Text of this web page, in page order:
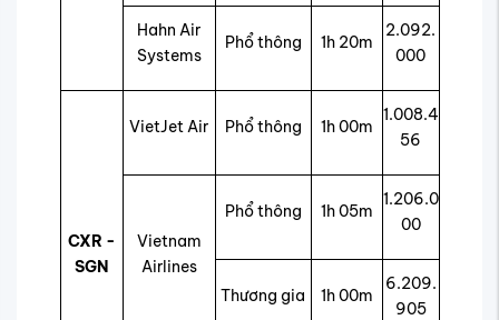
Hahn Air
Systems
Phổ thông 1h 20m
2.092.
000
CXR -
SGN
VietJet Air Phổ thông 1h 00m
1.008.4
56
Vietnam
Airlines
Phổ thông 1h 05m
1.206.0
00
Thương gia 1h 00m
6.209.
905